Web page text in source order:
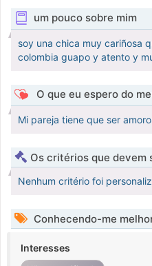
um pouco sobre mim
soy una chica muy cariñosa
colombia guapo y atento y
O que eu espero do
Mi pareja tiene que ser
Os critérios que devem
Nenhum critério foi
Conhecendo-me
Interesses